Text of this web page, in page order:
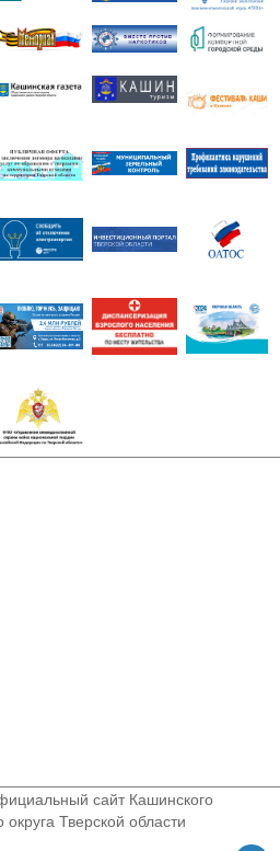
сайт Кашинского
Тверской области